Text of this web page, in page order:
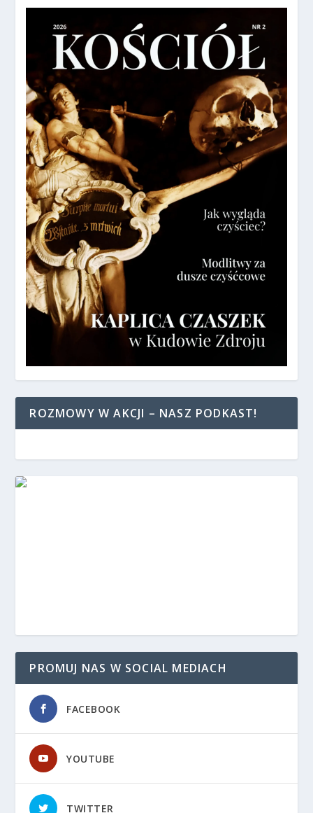
ROZMOWY W AKCJI – NASZ PODKAST!
PROMUJ NAS W SOCIAL MEDIACH
FACEBOOK
YOUTUBE
TWITTER